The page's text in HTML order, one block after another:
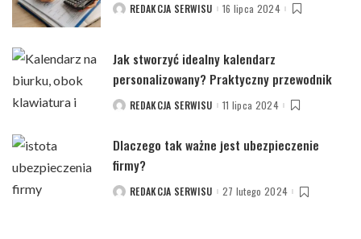
POSTEDREDAKCJA SERWISU 16 lipca 2024
Jak stworzyć idealny kalendarz
personalizowany? Praktyczny przewodnik
POSTEDREDAKCJA SERWISU 11 lipca 2024
Dlaczego tak ważne jest ubezpieczenie
firmy?
POSTEDREDAKCJA SERWISU 27 lutego 2024